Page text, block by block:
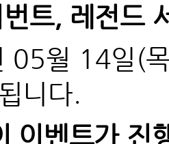
트, 레전드
05월 14일(
니다.
이벤트가 진